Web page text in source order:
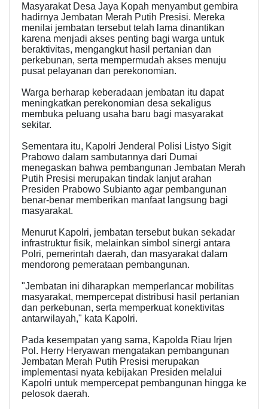
Masyarakat Desa Jaya Kopah menyambut gembira
hadirnya Jembatan Merah Putih Presisi. Mereka
menilai jembatan tersebut telah lama dinantikan
karena menjadi akses penting bagi warga untuk
beraktivitas, mengangkut hasil pertanian dan
perkebunan, serta mempermudah akses menuju
pusat pelayanan dan perekonomian.
Warga berharap keberadaan jembatan itu dapat
meningkatkan perekonomian desa sekaligus
membuka peluang usaha baru bagi masyarakat
sekitar.
Sementara itu, Kapolri Jenderal Polisi Listyo Sigit
Prabowo dalam sambutannya dari Dumai
menegaskan bahwa pembangunan Jembatan Merah
Putih Presisi merupakan tindak lanjut arahan
Presiden Prabowo Subianto agar pembangunan
benar-benar memberikan manfaat langsung bagi
masyarakat.
Menurut Kapolri, jembatan tersebut bukan sekadar
infrastruktur fisik, melainkan simbol sinergi antara
Polri, pemerintah daerah, dan masyarakat dalam
mendorong pemerataan pembangunan.
"Jembatan ini diharapkan memperlancar mobilitas
masyarakat, mempercepat distribusi hasil pertanian
dan perkebunan, serta memperkuat konektivitas
antarwilayah," kata Kapolri.
Pada kesempatan yang sama, Kapolda Riau Irjen
Pol. Herry Heryawan mengatakan pembangunan
Jembatan Merah Putih Presisi merupakan
implementasi nyata kebijakan Presiden melalui
Kapolri untuk mempercepat pembangunan hingga ke
pelosok daerah.